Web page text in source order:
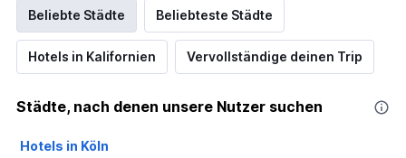
Beliebte Städte Beliebteste Städte
Hotels in Kalifornien Vervollständige deinen Trip
Städte, nach denen unsere Nutzer suchen
Hotels in Köln